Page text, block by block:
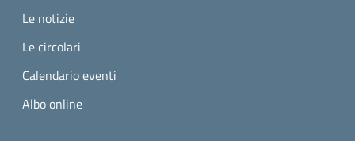
Le notizie
Le circolari
Calendario eventi
Albo online